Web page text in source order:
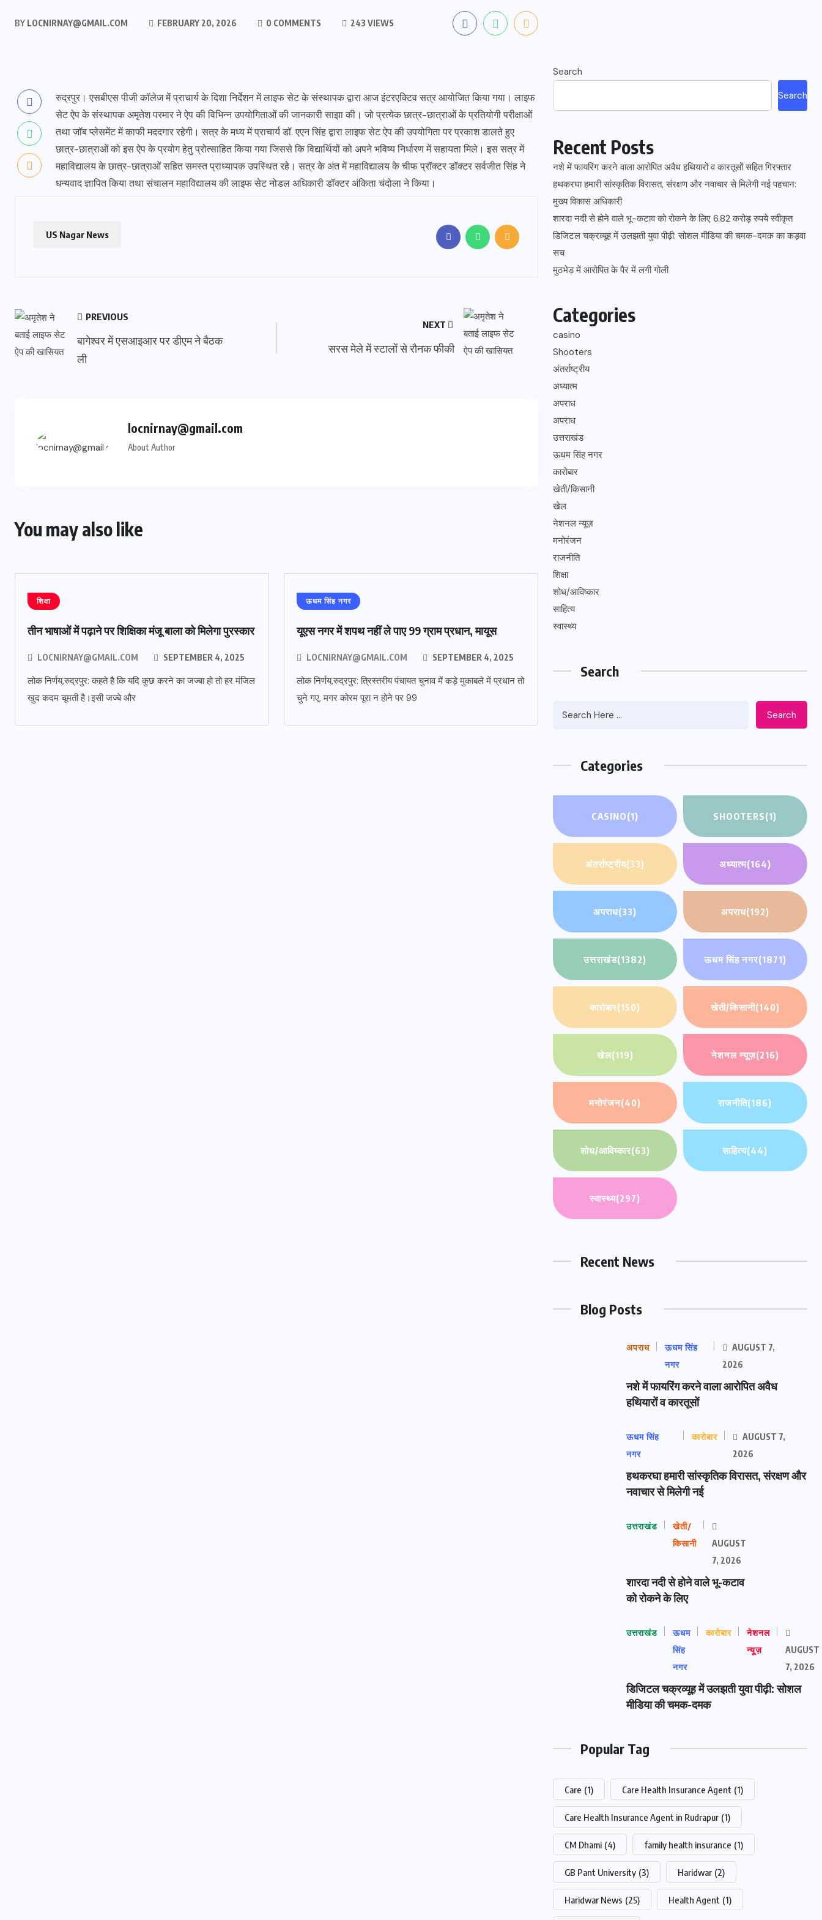
BY LOCNIRNAY@GMAIL.COM FEBRUARY 20, 2026 0 COMMENTS 243 VIEWS
रुद्रपुर। एसबीएस पीजी कॉलेज में प्राचार्य के दिशा निर्देशन में लाइफ सेट के संस्थापक द्वारा आज इंटरएक्टिव सत्र आयोजित किया गया। लाइफ
सेट ऐप के संस्थापक अमृतेश परमार ने ऐप की विभिन्न उपयोगिताओं की जानकारी साझा की। जो प्रत्येक छात्र-छात्राओं के प्रतियोगी परीक्षाओं
तथा जॉब प्लेसमेंट में काफी मददगार रहेगी। सत्र के मध्य में प्राचार्य डॉ. एएन सिंह द्वारा लाइफ सेट ऐप की उपयोगिता पर प्रकाश डालते हुए
छात्र-छात्राओं को इस ऐप के प्रयोग हेतु प्रोत्साहित किया गया जिससे कि विद्यार्थियों को अपने भविष्य निर्धारण में सहायता मिले। इस सत्र में
महाविद्यालय के छात्र-छात्राओं सहित समस्त प्राध्यापक उपस्थित रहे। सत्र के अंत में महाविद्यालय के चीफ प्रॉक्टर डॉक्टर सर्वजीत सिंह ने
धन्यवाद ज्ञापित किया तथा संचालन महाविद्यालय की लाइफ सेट नोडल अधिकारी डॉक्टर अंकिता चंदोला ने किया।
US Nagar News
PREVIOUS
बागेश्वर में एसआइआर पर डीएम ने बैठक
ली
NEXT
सरस मेले में स्टालों से रौनक फीकी
locnirnay@gmail.com
About Author
You may also like
शिक्षा
तीन भाषाओं में पढ़ाने पर शिक्षिका मंजू बाला को मिलेगा पुरस्कार
LOCNIRNAY@GMAIL.COM SEPTEMBER 4, 2025
लोक निर्णय,रुद्रपुर: कहते है कि यदि कुछ करने का जज्बा हो तो हर मंजिल
खुद कदम चूमती है।इसी जज्बे और
ऊधम सिंह नगर
यूएस नगर में शपथ नहीं ले पाए 99 ग्राम प्रधान, मायूस
LOCNIRNAY@GMAIL.COM SEPTEMBER 4, 2025
लोक निर्णय,रुद्रपुर: त्रिस्तरीय पंचायत चुनाव में कड़े मुकाबले में प्रधान तो
चुने गए, मगर कोरम पूरा न होने पर 99
Search
Search
Recent Posts
नशे में फायरिंग करने वाला आरोपित अवैध हथियारों व कारतूसों सहित गिरफ्तार
हथकरघा हमारी सांस्कृतिक विरासत, संरक्षण और नवाचार से मिलेगी नई पहचान:
मुख्य विकास अधिकारी
शारदा नदी से होने वाले भू-कटाव को रोकने के लिए 6.82 करोड़ रुपये स्वीकृत
डिजिटल चक्रव्यूह में उलझती युवा पीढ़ी: सोशल मीडिया की चमक-दमक का कड़वा
सच
मुठभेड़ में आरोपित के पैर में लगी गोली
Categories
casino
Shooters
अंतर्राष्ट्रीय
अध्यात्म
अपराध
अपराध
उत्तराखंड
ऊधम सिंह नगर
कारोबार
खेती/किसानी
खेल
नेशनल न्यूज़
मनोरंजन
राजनीति
शिक्षा
शोध/आविष्कार
साहित्य
स्वास्थ्य
Search
Search
Categories
CASINO(1) SHOOTERS(1)
अंतर्राष्ट्रीय(33) अध्यात्म(164)
अपराध(33) अपराध(192)
उत्तराखंड(1382) ऊधम सिंह नगर(1871)
कारोबार(150) खेती/किसानी(140)
खेल(119) नेशनल न्यूज़(216)
मनोरंजन(40) राजनीति(186)
शोध/आविष्कार(63) साहित्य(44)
स्वास्थ्य(297)
Recent News
Blog Posts
अपराध
ऊधम सिंह
नगर
AUGUST 7,
2026
नशे में फायरिंग करने वाला आरोपित अवैध
हथियारों व कारतूसों
ऊधम सिंह
नगर
कारोबार
AUGUST 7,
2026
हथकरघा हमारी सांस्कृतिक विरासत, संरक्षण और
नवाचार से मिलेगी नई
उत्तराखंड
खेती/
किसानी
AUGUST
7, 2026
शारदा नदी से होने वाले भू-कटाव
को रोकने के लिए
उत्तराखंड
ऊधम
सिंह
नगर
कारोबार
नेशनल
न्यूज़
AUGUST
7, 2026
डिजिटल चक्रव्यूह में उलझती युवा पीढ़ी: सोशल
मीडिया की चमक-दमक
Popular Tag
Care (1) Care Health Insurance Agent (1)
Care Health Insurance Agent in Rudrapur (1)
CM Dhami (4) family health insurance (1)
GB Pant University (3) Haridwar (2)
Haridwar News (25) Health Agent (1)